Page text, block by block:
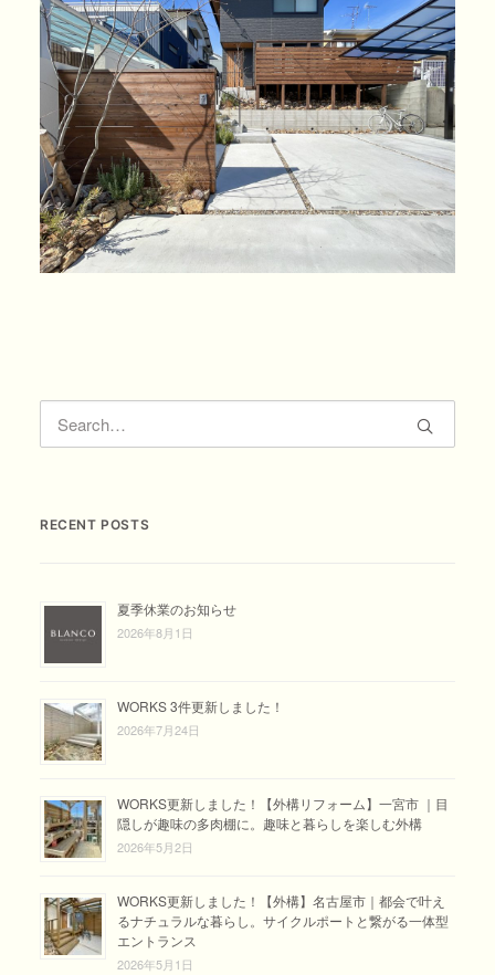
RECENT POSTS
夏季休業のお知らせ
2026年8月1日
WORKS 3件更新しました！
2026年7月24日
WORKS更新しました！【外構リフォーム】一宮市 ｜目
隠しが趣味の多肉棚に。趣味と暮らしを楽しむ外構
2026年5月2日
WORKS更新しました！【外構】名古屋市｜都会で叶え
るナチュラルな暮らし。サイクルポートと繋がる一体型
エントランス
2026年5月1日